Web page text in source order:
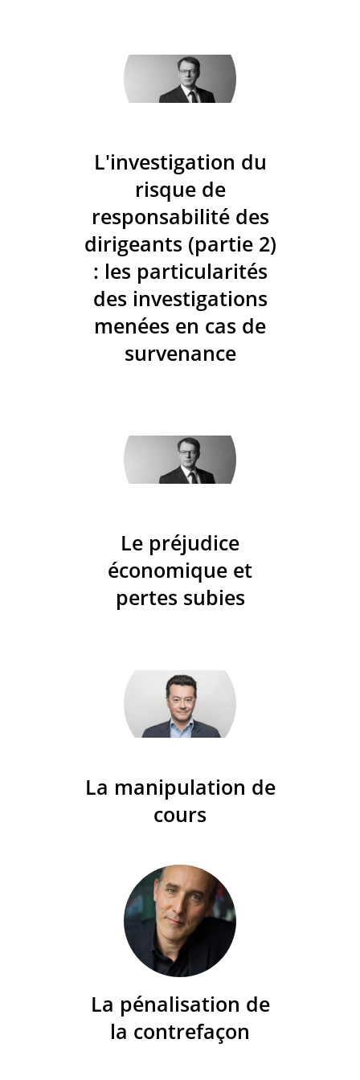
L'investigation du
risque de
responsabilité des
dirigeants (partie 2)
: les particularités
des investigations
menées en cas de
survenance
Le préjudice
économique et
pertes subies
La manipulation de
cours
La pénalisation de
la contrefaçon